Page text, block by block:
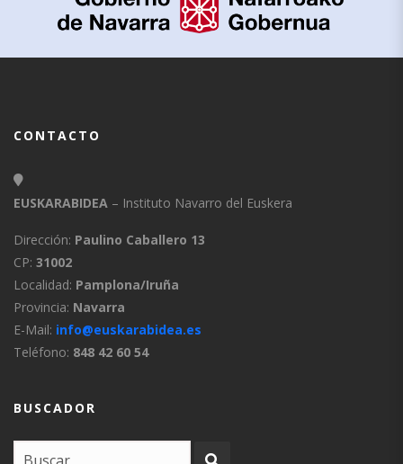
CONTACTO
EUSKARABIDEA – Instituto Navarro del Euskera
Dirección: Paulino Caballero 13
CP: 31002
Localidad: Pamplona/Iruña
Provincia: Navarra
E-Mail: info@euskarabidea.es
Teléfono: 848 42 60 54
BUSCADOR